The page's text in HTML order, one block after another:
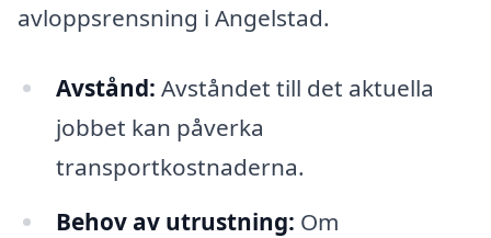
avloppsrensning i Angelstad.
Avstånd: Avståndet till det aktuella
jobbet kan påverka
transportkostnaderna.
Behov av utrustning: Om